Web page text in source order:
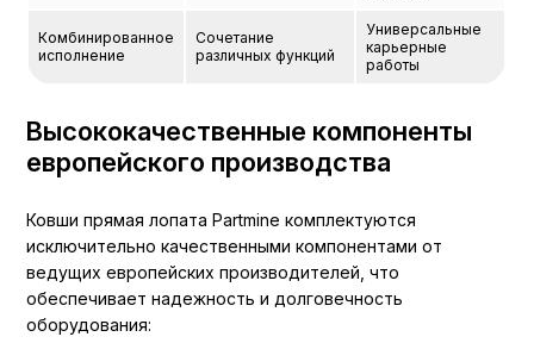
Комбинированное
исполнение
Сочетание
различных функций
Универсальные
карьерные
работы
Высококачественные компоненты
европейского производства
Ковши прямая лопата Partmine комплектуются
исключительно качественными компонентами от
ведущих европейских производителей, что
обеспечивает надежность и долговечность
оборудования: